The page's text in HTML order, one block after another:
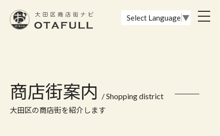
Select Language ▼
商店街案内 / Shopping district
大田区の商店街を紹介します